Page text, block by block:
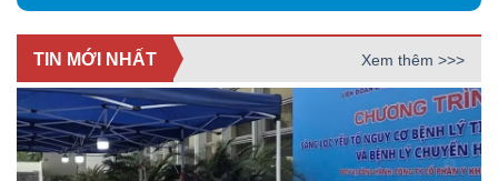
TIN MỚI NHẤT Xem thêm >>>